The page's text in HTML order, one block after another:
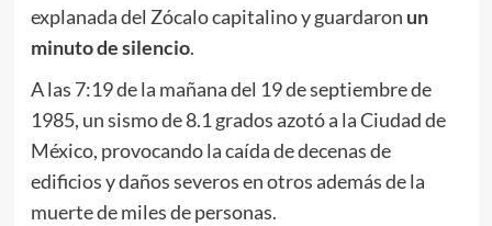
explanada del Zócalo capitalino y guardaron un
minuto de silencio.
A las 7:19 de la mañana del 19 de septiembre de
1985, un sismo de 8.1 grados azotó a la Ciudad de
México, provocando la caída de decenas de
edificios y daños severos en otros además de la
muerte de miles de personas.